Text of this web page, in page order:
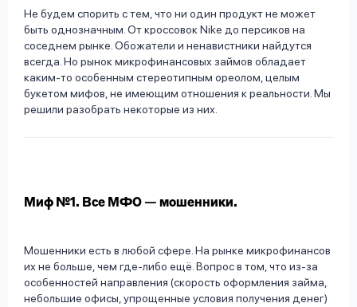
Не будем спорить с тем, что ни один продукт не может
быть однозначным. От кроссовок Nike до персиков на
соседнем рынке. Обожатели и ненавистники найдутся
всегда. Но рынок микрофинансовых займов обладает
каким-то особенным стереотипным ореолом, целым
букетом мифов, не имеющим отношения к реальности. Мы
решили разобрать некоторые из них.
Миф №1. Все МФО — мошенники.
Мошенники есть в любой сфере. На рынке микрофинансов
их не больше, чем где-либо ещё. Вопрос в том, что из-за
особенностей направления (скорость оформления займа,
небольшие офисы, упрощенные условия получения денег)
Оформить заявку
Ответы
на
вопросы